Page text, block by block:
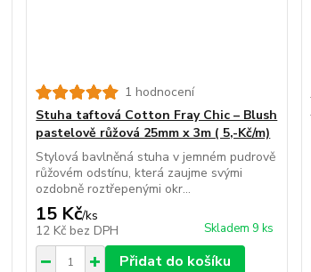
1 hodnocení
Stuha taftová Cotton Fray Chic – Blush
pastelově růžová 25mm x 3m ( 5,-Kč/m)
Stylová bavlněná stuha v jemném pudrově
růžovém odstínu, která zaujme svými
ozdobně roztřepenými okr...
15 Kč/ks
12 Kč bez DPH Skladem 9 ks
Přidat do košíku